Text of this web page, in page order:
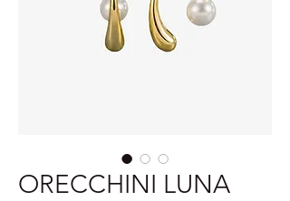
ORECCHINI LUNA